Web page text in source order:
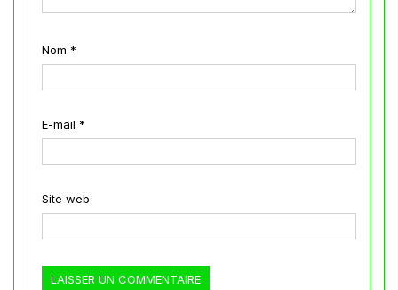
Nom *
E-mail *
Site web